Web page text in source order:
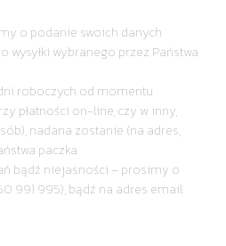
o podanie swoich danych
wysyłki wybranego przez Państwa
roboczych od momentu
płatności on-line, czy w inny,
nadana zostanie (na adres,
paczka.
bądź niejasności – prosimy o
991 995), bądź na adres email: